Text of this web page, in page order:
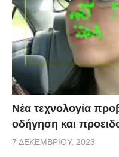
Νέα τεχνολογία
οδήγηση και
7 ΔΕΚΕΜΒΡΊΟΥ, 2023